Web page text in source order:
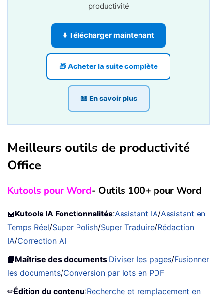
productivité
⬇️ Télécharger maintenant
🎁 Acheter la suite complète
📖 En savoir plus
Meilleurs outils de productivité
Office
Kutools pour Word- Outils 100+ pour Word
🤖 Kutools IA Fonctionnalités:Assistant IA/Assistant en
Temps Réel/Super Polish/Super Traduire/Rédaction
IA/Correction AI
📘 Maîtrise des documents:Diviser les pages/Fusionner
les documents/Conversion par lots en PDF
✏Édition du contenu:Recherche et remplacement en